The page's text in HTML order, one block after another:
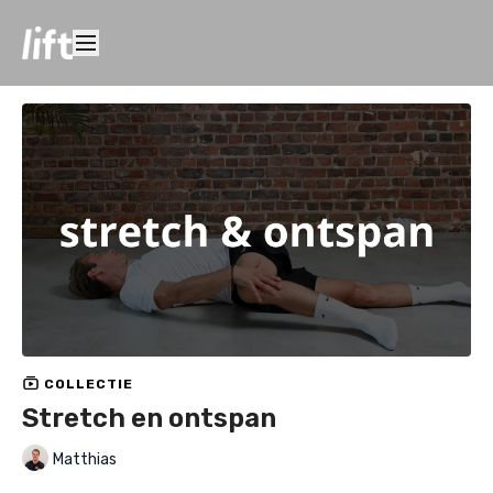
COLLECTIE
Stretch en ontspan
Matthias